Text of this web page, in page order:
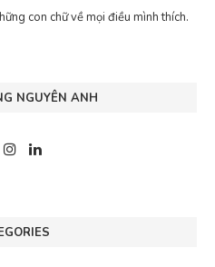
con chữ về mọi điều mình thích.
NGUYÊN ANH